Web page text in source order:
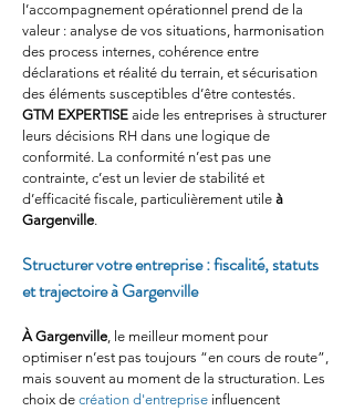
l’accompagnement opérationnel prend de la
valeur : analyse de vos situations, harmonisation
des process internes, cohérence entre
déclarations et réalité du terrain, et sécurisation
des éléments susceptibles d’être contestés.
GTM EXPERTISE aide les entreprises à structurer
leurs décisions RH dans une logique de
conformité. La conformité n’est pas une
contrainte, c’est un levier de stabilité et
d’efficacité fiscale, particulièrement utile à
Gargenville.
Structurer votre entreprise : fiscalité, statuts
et trajectoire à Gargenville
À Gargenville, le meilleur moment pour
optimiser n’est pas toujours “en cours de route”,
mais souvent au moment de la structuration. Les
choix de création d'entreprise influencent